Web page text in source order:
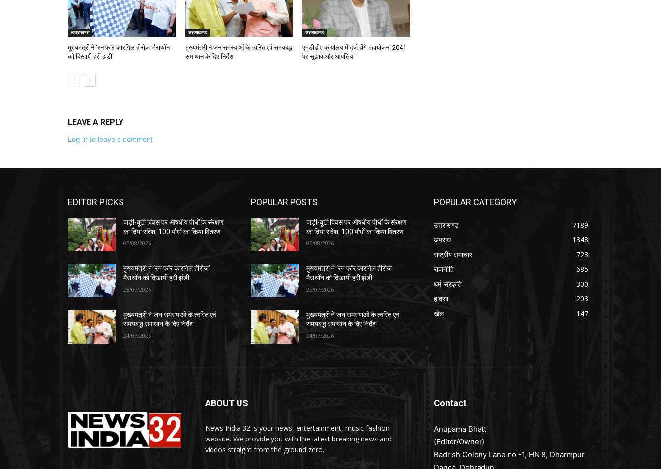
उत्तराखण्ड
मुख्यमंत्री ने ‘रन फॉर कारगिल हीरोज’ मैराथॉन
को दिखायी हरी झंडी
उत्तराखण्ड
मुख्यमंत्री ने जन समस्याओं के त्वरित एवं समयबद्ध
समाधान के दिए निर्देश
उत्तराखण्ड
एमडीडीए कार्यालय में दर्ज होंगे महायोजना-2041
पर सुझाव और आपत्तियां
LEAVE A REPLY
Log in to leave a comment
EDITOR PICKS
जड़ी-बूटी दिवस पर औषधीय पौधों के संरक्षण
का दिया संदेश, 100 पौधों का किया वितरण
05/08/2026
मुख्यमंत्री ने ‘रन फॉर कारगिल हीरोज’
मैराथॉन को दिखायी हरी झंडी
25/07/2026
मुख्यमंत्री ने जन समस्याओं के त्वरित एवं
समयबद्ध समाधान के दिए निर्देश
24/07/2026
POPULAR POSTS
जड़ी-बूटी दिवस पर औषधीय पौधों के संरक्षण
का दिया संदेश, 100 पौधों का किया वितरण
05/08/2026
मुख्यमंत्री ने ‘रन फॉर कारगिल हीरोज’
मैराथॉन को दिखायी हरी झंडी
25/07/2026
मुख्यमंत्री ने जन समस्याओं के त्वरित एवं
समयबद्ध समाधान के दिए निर्देश
24/07/2026
POPULAR CATEGORY
उत्तराखण्ड
7189
अपराध
1348
राष्ट्रीय समाचार
723
राजनीति
685
धर्म-संस्कृति
300
हादसा
203
खेल
147
ABOUT US
News India 32 is your news, entertainment, music fashion
website. We provide you with the latest breaking news and
videos straight from the ground zero.
Contact
Anupama Bhatt
(Editor/Owner)
Badrish Colony Lane no -1, HN 8, Dharmpur